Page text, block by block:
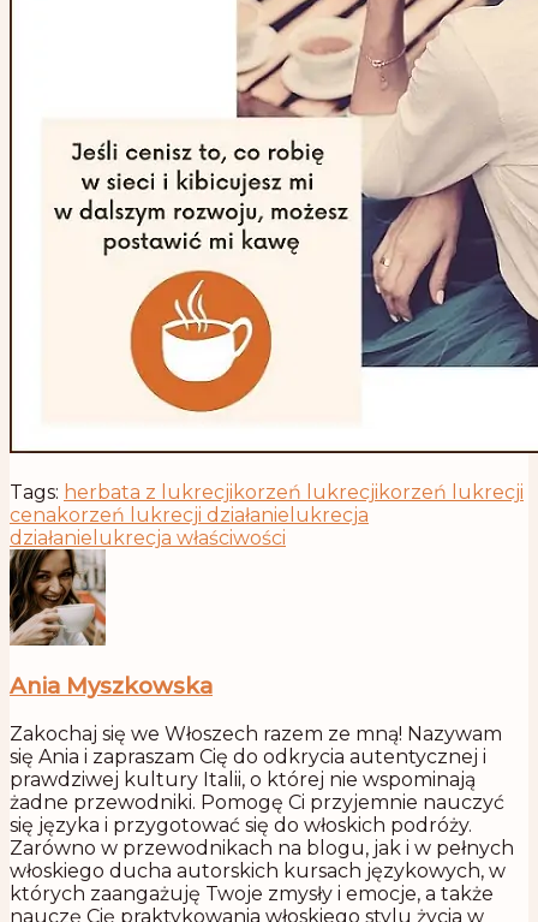
Tags: herbata z lukrecji korzeń lukrecji korzeń lukrecji
cena korzeń lukrecji działanie lukrecja
działanie lukrecja właściwości
Ania Myszkowska
Zakochaj się we Włoszech razem ze mną! Nazywam
się Ania i zapraszam Cię do odkrycia autentycznej i
prawdziwej kultury Italii, o której nie wspominają
żadne przewodniki. Pomogę Ci przyjemnie nauczyć
się języka i przygotować się do włoskich podróży.
Zarówno w przewodnikach na blogu, jak i w pełnych
włoskiego ducha autorskich kursach językowych, w
których zaangażuję Twoje zmysły i emocje, a także
nauczę Cię praktykowania włoskiego stylu życia w